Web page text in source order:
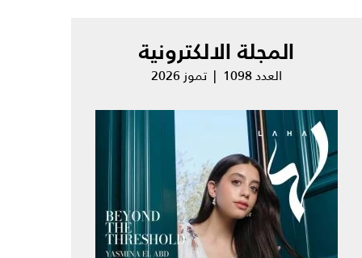
المجلة الالكترونية
العدد 1098 | تموز 2026